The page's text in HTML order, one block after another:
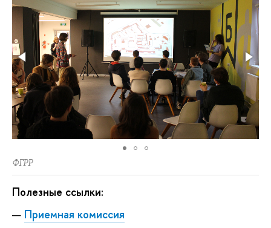
ФГРР
Полезные ссылки:
Приемная комиссия